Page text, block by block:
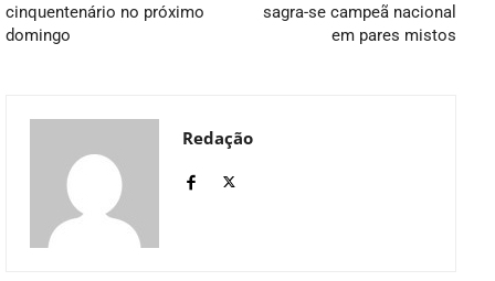
cinquentenário no próximo
domingo
sagra-se campeã nacional
em pares mistos
Redação